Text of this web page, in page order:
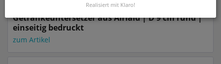
Getränkeuntersetzer aus Airlaid | D 9 cm rund |
einseitig bedruckt
zum Artikel
Realisiert mit Klaro!